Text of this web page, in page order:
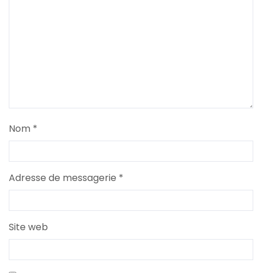
Nom *
Adresse de messagerie *
Site web